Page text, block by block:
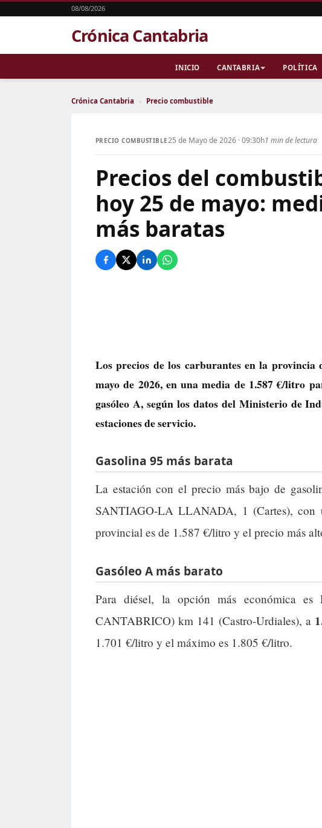
08/08/2026
Crónica Cantabria
INICIO CANTABRIA POLÍTICA
Crónica Cantabria › Precio combustible
PRECIO COMBUSTIBLE25 de Mayo de 2026 · 09:30h1 min de lectura
Precios del
hoy 25 de mayo:
más baratas
Los precios de los carburantes en la provincia
mayo de 2026, en una media de 1.587 €/litro
gasóleo A, según los datos del Ministerio de
estaciones de servicio.
Gasolina 95 más barata
La estación con el precio más bajo de
SANTIAGO-LA LLANADA, 1 (Cartes), con
provincial es de 1.587 €/litro y el precio más
Gasóleo A más barato
Para diésel, la opción más económica es
CANTABRICO) km 141 (Castro-Urdiales), a
1.701 €/litro y el máximo es 1.805 €/litro.